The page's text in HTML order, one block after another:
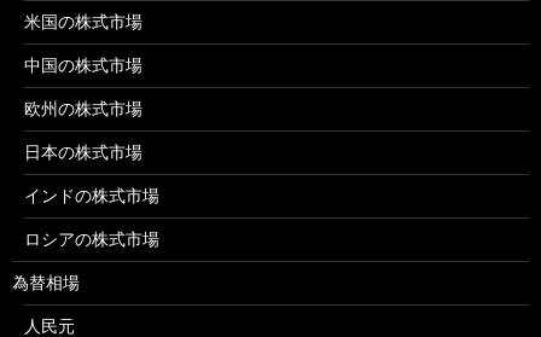
米国の株式市場
中国の株式市場
欧州の株式市場
日本の株式市場
インドの株式市場
ロシアの株式市場
為替相場
人民元